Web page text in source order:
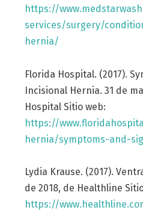
https://
services/surgery/
hernia/
Florida Hospital. (2017).
Incisional Hernia. 31 de
Hospital Sitio web:
https://
hernia/symptoms-and-
Lydia Krause. (2017).
de 2018, de Healthline
https://